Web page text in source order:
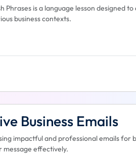
Phrases is a language lesson designed
business contexts.
Business Emails
impactful and professional emails for
message effectively.